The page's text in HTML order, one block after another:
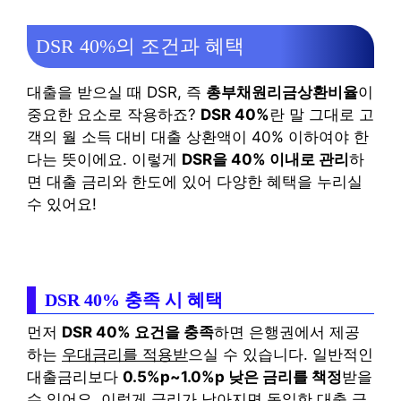
DSR 40%의 조건과 혜택
대출을 받으실 때 DSR, 즉 총부채원리금상환비율이
중요한 요소로 작용하죠? DSR 40%란 말 그대로 고
객의 월 소득 대비 대출 상환액이 40% 이하여야 한
다는 뜻이에요. 이렇게 DSR을 40% 이내로 관리하
면 대출 금리와 한도에 있어 다양한 혜택을 누리실
수 있어요!
DSR 40% 충족 시 혜택
먼저 DSR 40% 요건을 충족하면 은행권에서 제공
하는 우대금리를 적용받으실 수 있습니다. 일반적인
대출금리보다 0.5%p~1.0%p 낮은 금리를 책정받을